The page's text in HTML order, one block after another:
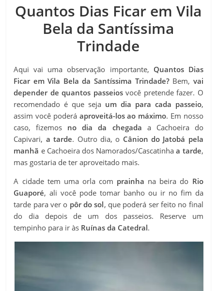
Quantos Dias Ficar em Vila
Bela da Santíssima
Trindade
Aqui vai uma observação importante, Quantos Dias
Ficar em Vila Bela da Santíssima Trindade?Bem, vai
depender de quantos passeiosvocê pretende fazer. O
recomendado é que seja um dia para cada passeio,
assim você poderá aproveitá-los ao máximo. Em nosso
caso, fizemos no dia da chegada a Cachoeira do
Capivari, a tarde. Outro dia, o Cânion do Jatobá pela
manhã e Cachoeira dos Namorados/Cascatinhaa tarde,
mas gostaria de ter aproveitado mais.
A cidade tem uma orla com prainha na beira do Rio
Guaporé, ali você pode tomar banho ou ir no fim da
tarde para ver o pôr do sol, que poderá ser feito no final
do dia depois de um dos passeios. Reserve um
tempinho para ir às Ruínas da Catedral.